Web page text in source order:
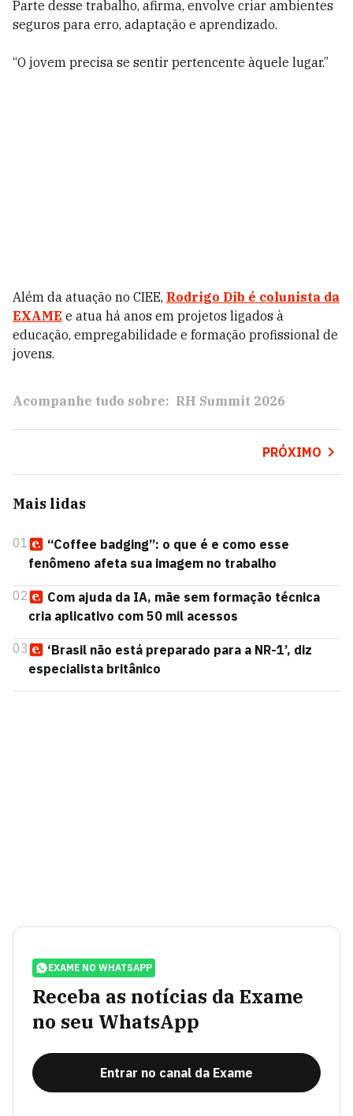
Parte desse trabalho, afirma, envolve criar ambientes
seguros para erro, adaptação e aprendizado.
“O jovem precisa se sentir pertencente àquele lugar.”
Além da atuação no CIEE, Rodrigo Dib é colunista da
EXAME e atua há anos em projetos ligados à
educação, empregabilidade e formação profissional de
jovens.
Acompanhe tudo sobre: RH Summit 2026
PRÓXIMO
Mais lidas
01
“Coffee badging”: o que é e como esse
fenômeno afeta sua imagem no trabalho
02
Com ajuda da IA, mãe sem formação técnica
cria aplicativo com 50 mil acessos
03
‘Brasil não está preparado para a NR-1’, diz
especialista britânico
EXAME NO WHATSAPP
Receba as notícias da Exame
no seu WhatsApp
Entrar no canal da Exame